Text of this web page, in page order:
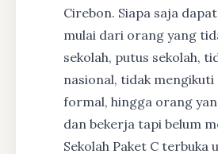
Cirebon. Siapa saja
mulai dari orang yang
sekolah, putus sekolah,
nasional, tidak mengikuti
formal, hingga orang
dan bekerja tapi belum
Sekolah Paket C terbuka